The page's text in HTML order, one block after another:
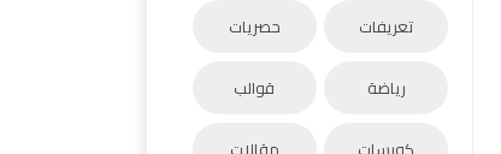
تعريفات حصريات
رياضة قوالب